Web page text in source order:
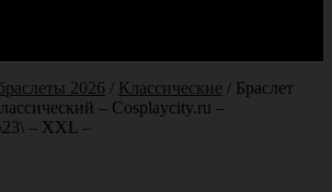
2026 / Классические / Браслет
– Cosplaycity.ru –
– XXL –